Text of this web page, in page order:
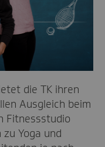
die TK ihren
Ausgleich beim
Fitnessstudio
Yoga und